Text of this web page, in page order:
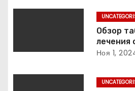
п
с
я
Обзор
лечения
Ноя 1,